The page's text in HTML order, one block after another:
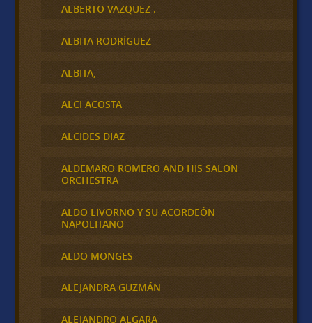
ALBERTO VAZQUEZ .
ALBITA RODRÍGUEZ
ALBITA,
ALCI ACOSTA
ALCIDES DIAZ
ALDEMARO ROMERO AND HIS SALON
ORCHESTRA
ALDO LIVORNO Y SU ACORDEÓN
NAPOLITANO
ALDO MONGES
ALEJANDRA GUZMÁN
ALEJANDRO ALGARA